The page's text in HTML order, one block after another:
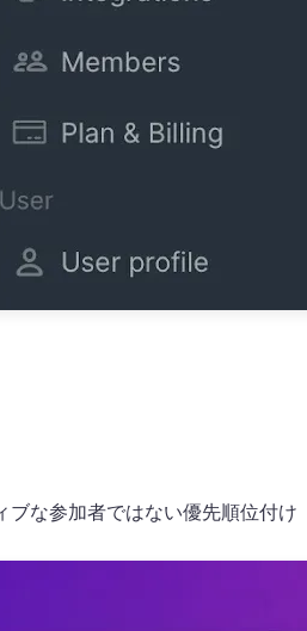
ブな参加者ではない優先順位付け